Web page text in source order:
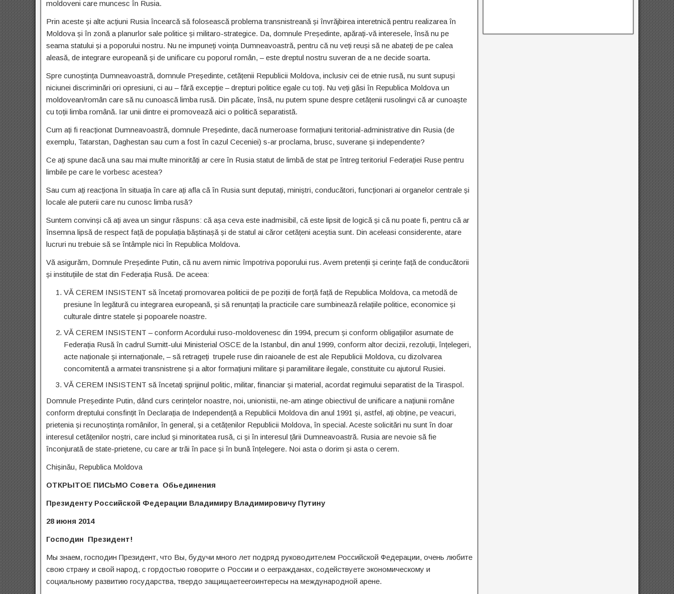
moldoveni care muncesc în Rusia.
Prin aceste și alte acțiuni Rusia încearcă să folosească problema transnistreană și învrăjbirea interetnică pentru realizarea în
Moldova și în zonă a planurlor sale politice și militaro-strategice. Da, domnule Președinte, apărați-vă interesele, însă nu pe
seama statului și a poporului nostru. Nu ne impuneți voința Dumneavoastră, pentru că nu veți reuși să ne abateți de pe calea
aleasă, de integrare europeană și de unificare cu poporul român, – este dreptul nostru suveran de a ne decide soarta.
Spre cunoștința Dumneavoastră, domnule Președinte, cetățenii Republicii Moldova, inclusiv cei de etnie rusă, nu sunt supuși
niciunei discriminări ori opresiuni, ci au – fără excepție – drepturi politice egale cu toți. Nu veți găsi în Republica Moldova un
moldovean/român care să nu cunoască limba rusă. Din păcate, însă, nu putem spune despre cetățenii rusolingvi că ar cunoaște
cu toții limba română. Iar unii dintre ei promovează aici o politică separatistă.
Cum ați fi reacționat Dumneavoastră, domnule Președinte, dacă numeroase formațiuni teritorial-administrative din Rusia (de
exemplu, Tatarstan, Daghestan sau cum a fost în cazul Ceceniei) s-ar proclama, brusc, suverane și independente?
Ce ați spune dacă una sau mai multe minorități ar cere în Rusia statut de limbă de stat pe întreg teritoriul Federației Ruse pentru
limbile pe care le vorbesc acestea?
Sau cum ați reacționa în situația în care ați afla că în Rusia sunt deputați, miniștri, conducători, funcționari ai organelor centrale și
locale ale puterii care nu cunosc limba rusă?
Suntem convinși că ați avea un singur răspuns: că așa ceva este inadmisibil, că este lipsit de logică și că nu poate fi, pentru că ar
însemna lipsă de respect față de populația băștinașă și de statul ai căror cetățeni aceștia sunt. Din aceleasi considerente, atare
lucruri nu trebuie să se întâmple nici în Republica Moldova.
Vă asigurăm, Domnule Președinte Putin, că nu avem nimic împotriva poporului rus. Avem pretenții și cerințe față de conducătorii
și instituțiile de stat din Federația Rusă. De aceea:
VĂ CEREM INSISTENT să încetați promovarea politicii de pe poziții de forță față de Republica Moldova, ca metodă de
presiune în legătură cu integrarea europeană, și să renunțați la practicile care sumbinează relațiile politice, economice și
culturale dintre statele și popoarele noastre.
VĂ CEREM INSISTENT – conform Acordului ruso-moldovenesc din 1994, precum și conform obligațiilor asumate de
Federația Rusă în cadrul Sumitt-ului Ministerial OSCE de la Istanbul, din anul 1999, conform altor decizii, rezoluții, înțelegeri,
acte naționale și internaționale, – să retrageți trupele ruse din raioanele de est ale Republicii Moldova, cu dizolvarea
concomitentă a armatei transnistrene și a altor formațiuni militare și paramilitare ilegale, constituite cu ajutorul Rusiei.
VĂ CEREM INSISTENT să încetați sprijinul politic, militar, financiar și material, acordat regimului separatist de la Tiraspol.
Domnule Președinte Putin, dând curs cerințelor noastre, noi, unionistii, ne-am atinge obiectivul de unificare a națiunii române
conform dreptului consfințit în Declarația de Independență a Republicii Moldova din anul 1991 și, astfel, ați obține, pe veacuri,
prietenia și recunoștința românilor, în general, și a cetățenilor Republicii Moldova, în special. Aceste solicitări nu sunt în doar
interesul cetățenilor noștri, care includ și minoritatea rusă, ci și în interesul țării Dumneavoastră. Rusia are nevoie să fie
înconjurată de state-prietene, cu care ar trăi în pace și în bună înțelegere. Noi asta o dorim și asta o cerem.
Chișinău, Republica Moldova
ОТКРЫТОЕ ПИСЬМО Cовета Обьединения
Президенту Российской Федерации Владимиру Владимировичу Путину
28 июня 2014
Господин Президент!
Мы знаем, господин Президент, что Вы, будучи много лет подряд руководителем Российской Федерации, очень любите
свою страну и свой народ, с гордостью говорите о России и о еегражданах, содействуете экономическому и
социальному развитию государства, твердо защищаетеегоинтересы на международной арене.